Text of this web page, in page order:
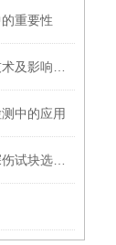
重要性
中的应用